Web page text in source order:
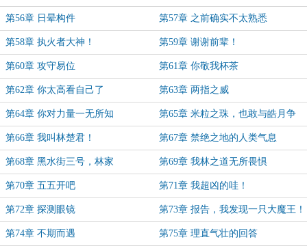
第56章 日晕构件 第57章 之前确实不太熟悉
第58章 执火者大神！ 第59章 谢谢前辈！
第60章 攻守易位 第61章 你敬我杯茶
第62章 你太高看自己了 第63章 两指之威
第64章 你对力量一无所知 第65章 米粒之珠，也敢与皓月争
辉？
第66章 我叫林楚君！ 第67章 禁绝之地的人类气息
第68章 黑水街三号，林家 第69章 我林之道无所畏惧
第70章 五五开吧 第71章 我超凶的哇！
第72章 探测眼镜 第73章 报告，我发现一只大魔王！
第74章 不期而遇 第75章 理直气壮的回答